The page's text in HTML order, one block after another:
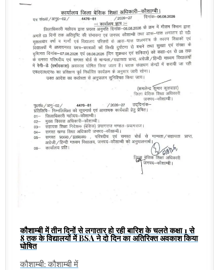
कौशाम्बी में तीन दिनों से लगातार हो रही बारिश के चलते कक्षा 1 से
8 तक के विद्यालयों में BSA ने दो दिन का अतिरिक्त अवकाश किया
घोषित
कौशाम्बी: कौशाम्बी में